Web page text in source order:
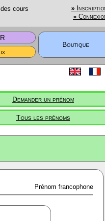
cours
»
»
Boutique
Demander un prénom
Tous les prénoms
Prénom francophone